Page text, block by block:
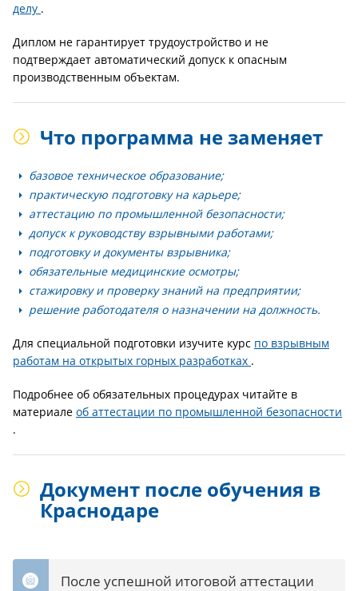
делу .
Диплом не гарантирует трудоустройство и не
подтверждает автоматический допуск к опасным
производственным объектам.
Что программа не заменяет
базовое техническое образование;
практическую подготовку на карьере;
аттестацию по промышленной безопасности;
допуск к руководству взрывными работами;
подготовку и документы взрывника;
обязательные медицинские осмотры;
стажировку и проверку знаний на предприятии;
решение работодателя о назначении на должность.
Для специальной подготовки изучите курс по взрывным
работам на открытых горных разработках .
Подробнее об обязательных процедурах читайте в
материале об аттестации по промышленной безопасности
.
Документ после обучения в
Краснодаре
После успешной итоговой аттестации